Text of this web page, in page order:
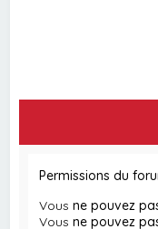
Permissions du
Vousne pouvez
Vousne pouvez